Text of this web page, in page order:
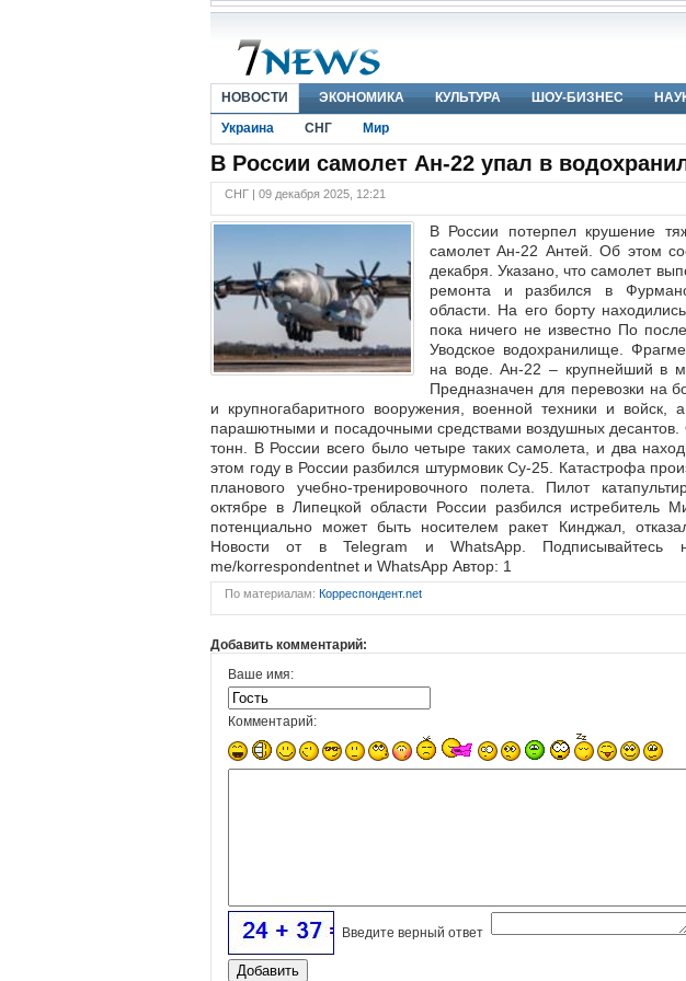
НОВОСТИ ЭКОНОМИКА КУЛЬТУРА ШОУ-БИЗНЕС
Украина
СНГ Мир
В России самолет Ан-22 упал в
СНГ | 09 декабря 2025, 12:21
В России потерпел крушение
самолет Ан-22 Антей. Об этом
декабря. Указано, что самолет
ремонта и разбился в
области. На его борту
пока ничего не известно По
Уводское водохранилище.
на воде. Ан-22 – крупнейший в
Предназначен для перевозки на
и крупногабаритного вооружения, военной техники и войск,
парашютными и посадочными средствами воздушных десантов.
тонн. В России всего было четыре таких самолета, и два
этом году в России разбился штурмовик Су-25. Катастрофа
планового учебно-тренировочного полета. Пилот
октябре в Липецкой области России разбился истребитель
потенциально может быть носителем ракет Кинджал,
Новости от в Telegram и WhatsApp. Подписывайтесь
me/korrespondentnet и WhatsApp Автор: 1
По материалам: Корреспондент.net
Добавить комментарий:
Ваше имя:
Комментарий:
Введите верный ответ